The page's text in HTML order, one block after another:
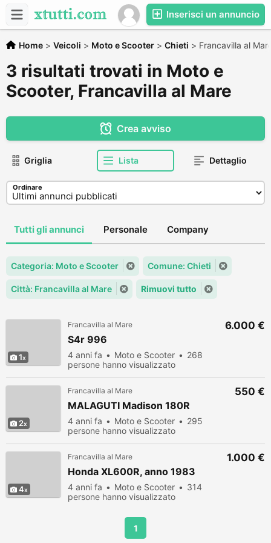
Inserisci un annuncio
Home > Veicoli > Moto e Scooter > Chieti > Francavilla al
3 risultati trovati in Moto e
Scooter, Francavilla al Mare
Crea avviso
Griglia Lista Dettaglio
Ordinare
Tutti gli annunci Personale Company
Categoria: Moto e Scooter Comune: Chieti
Città: Francavilla al Mare Rimuovi tutto
1
Francavilla al Mare
S4r 996
4 anni fa Moto e Scooter
268
persone hanno visualizzato
6.000 €
2
Francavilla al Mare
MALAGUTI Madison 180R
4 anni fa Moto e Scooter
295
persone hanno visualizzato
550 €
4
Francavilla al Mare
Honda XL600R, anno 1983
4 anni fa Moto e Scooter
314
persone hanno visualizzato
1.000 €
1